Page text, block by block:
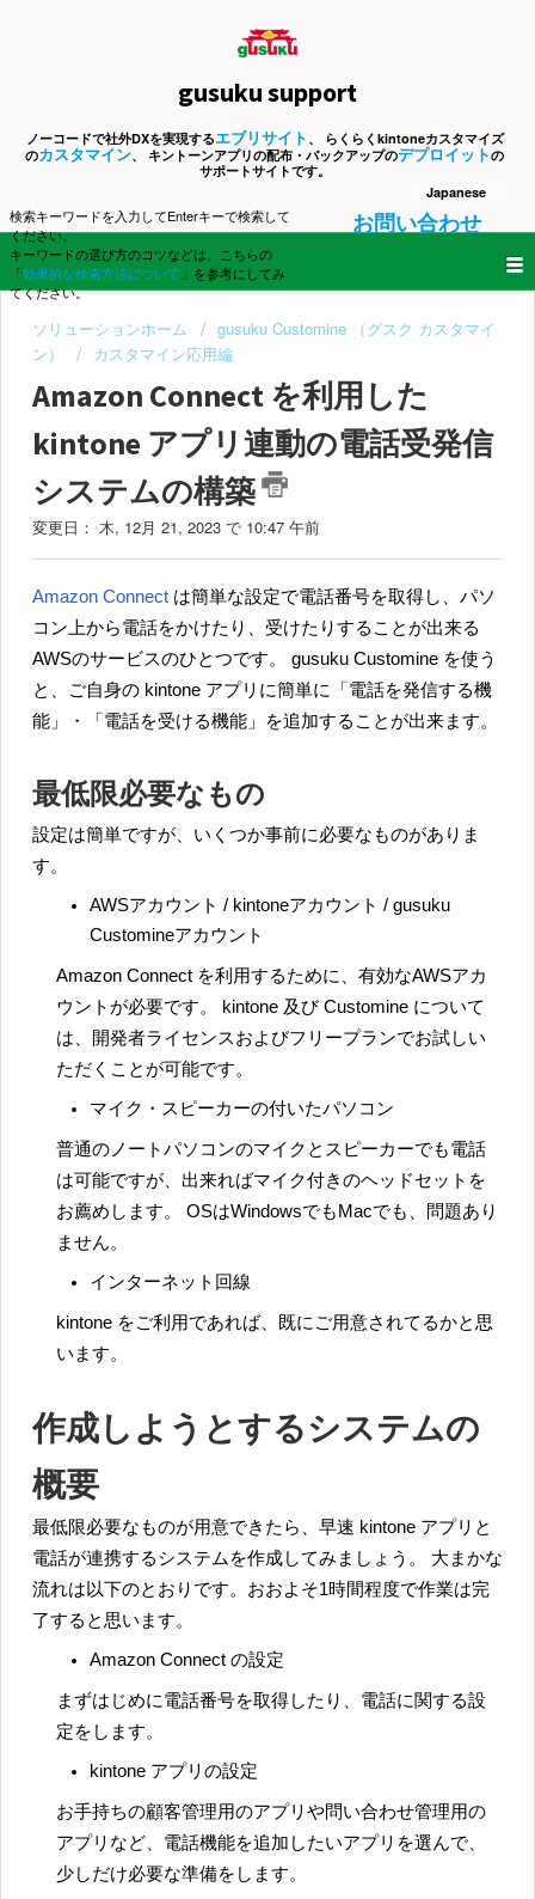
gusuku support
ノーコードで社外DXを実現するエブリサイト 、 らくらくkintoneカスタマイズ
のカスタマイン、 キントーンアプリの配布・バックアップのデプロイットの
サポートサイトです。
Japanese
検索キーワードを入力してEnterキーで検索して
ください。
キーワードの選び方のコツなどは、こちらの
「効果的な検索方法について 」を参考にしてみ
てください。
お問い合わせ
ソリューションホーム
gusuku Customine （グスク カスタマイ
ン）
カスタマイン応用編
Amazon Connect を利用した
kintone アプリ連動の電話受発信
システムの構築
変更日： 木, 12月 21, 2023 で 10:47 午前
Amazon Connect は簡単な設定で電話番号を取得し、パソ
コン上から電話をかけたり、受けたりすることが出来る
AWSのサービスのひとつです。 gusuku Customine を使う
と、ご自身の kintone アプリに簡単に「電話を発信する機
能」・「電話を受ける機能」を追加することが出来ます。
最低限必要なもの
設定は簡単ですが、いくつか事前に必要なものがありま
す。
AWSアカウント / kintoneアカウント / gusuku
Customineアカウント
Amazon Connect を利用するために、有効なAWSアカ
ウントが必要です。 kintone 及び Customine について
は、開発者ライセンスおよびフリープランでお試しい
ただくことが可能です。
マイク・スピーカーの付いたパソコン
普通のノートパソコンのマイクとスピーカーでも電話
は可能ですが、出来ればマイク付きのヘッドセットを
お薦めします。 OSはWindowsでもMacでも、問題あり
ません。
インターネット回線
kintone をご利用であれば、既にご用意されてるかと思
います。
作成しようとするシステムの
概要
最低限必要なものが用意できたら、早速 kintone アプリと
電話が連携するシステムを作成してみましょう。 大まかな
流れは以下のとおりです。おおよそ1時間程度で作業は完
了すると思います。
Amazon Connect の設定
まずはじめに電話番号を取得したり、電話に関する設
定をします。
kintone アプリの設定
お手持ちの顧客管理用のアプリや問い合わせ管理用の
アプリなど、電話機能を追加したいアプリを選んで、
少しだけ必要な準備をします。